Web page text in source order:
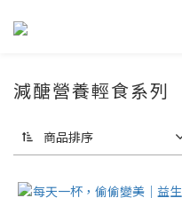
減醣營養輕食系列
商品排序